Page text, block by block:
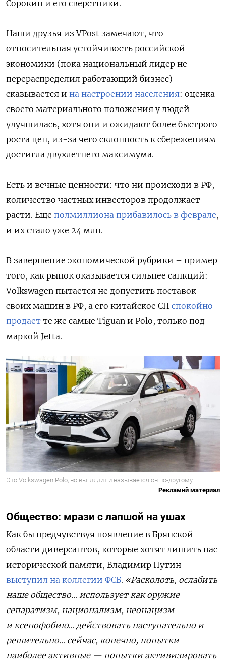
Сорокин и его сверстники.
Наши друзья из VPost замечают, что
относительная устойчивость российской
экономики (пока национальный лидер не
перераспределил работающий бизнес)
сказывается и на настроении населения: оценка
своего материального положения у людей
улучшилась, хотя они и ожидают более быстрого
роста цен, из-за чего склонность к сбережениям
достигла двухлетнего максимума.
Есть и вечные ценности: что ни происходи в РФ,
количество частных инвесторов продолжает
расти. Еще полмиллиона прибавилось в феврале,
и их стало уже 24 млн.
В завершение экономической рубрики – пример
того, как рынок оказывается сильнее санкций:
Volkswagen пытается не допустить поставок
своих машин в РФ, а его китайское СП спокойно
продает те же самые Tiguan и Polo, только под
маркой Jetta.
Это Volkswagen Polo, но выглядит и называется он по-другому
Рекламнй материал
Общество: мрази с лапшой на ушах
Как бы предчувствуя появление в Брянской
области диверсантов, которые хотят лишить нас
исторической памяти, Владимир Путин
выступил на коллегии ФСБ. «Расколоть, ослабить
наше общество… использует как оружие
сепаратизм, национализм, неонацизм
и ксенофобию… действовать наступательно и
решительно… сейчас, конечно, попытки
наиболее активные — попытки активизировать